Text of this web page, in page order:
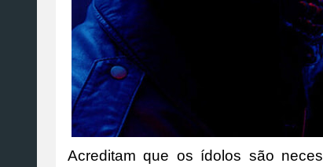
Acreditam que os ídolos são